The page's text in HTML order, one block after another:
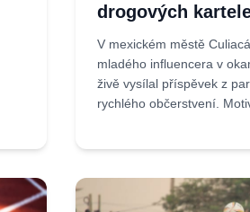
drogových
V mexickém městě
mladého influencera v
živě vysílal příspěvek z
rychlého občerstvení.